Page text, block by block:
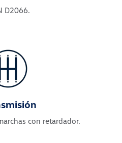
D2066.
con retardador.